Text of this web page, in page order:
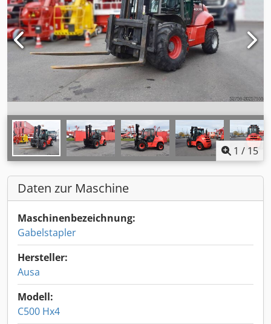
1 / 15
Daten zur Maschine
Maschinenbezeichnung:
Gabelstapler
Hersteller:
Ausa
Modell:
C500 Hx4